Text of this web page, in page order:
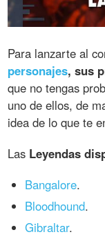
Para lanzarte al
personajes, sus
que no tengas
uno de ellos, de
idea de lo que te
Las Leyendas
Bangalore.
Bloodhound.
Gibraltar.